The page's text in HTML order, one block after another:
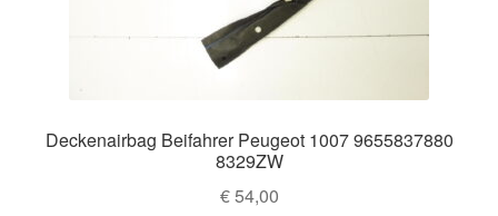
Deckenairbag Beifahrer Peugeot 1007 9655837880
8329ZW
€54,00